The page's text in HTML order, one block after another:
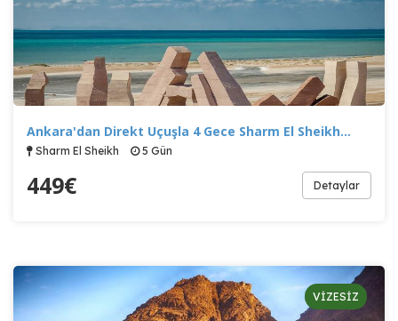
Ankara'dan Direkt Uçuşla 4 Gece Sharm El Sheikh…
Sharm El Sheikh 5 Gün
449€ Detaylar
VİZESİZ